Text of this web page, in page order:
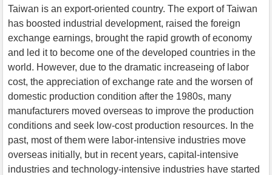
Taiwan is an export-oriented country. The export of Taiwan
has boosted industrial development, raised the foreign
exchange earnings, brought the rapid growth of economy
and led it to become one of the developed countries in the
world. However, due to the dramatic increaseing of labor
cost, the appreciation of exchange rate and the worsen of
domestic production condition after the 1980s, many
manufacturers moved overseas to improve the production
conditions and seek low-cost production resources. In the
past, most of them were labor-intensive industries move
overseas initially, but in recent years, capital-intensive
industries and technology-intensive industries have started